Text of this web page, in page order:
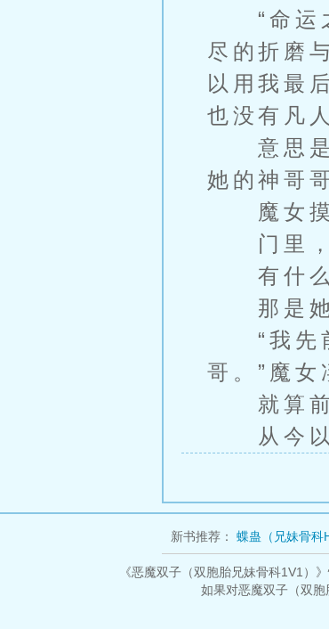
“命运之
尽的折磨
以用我最
也没有凡
意思是
她的神哥
魔女摸
门里，
有什么
那是她
“我先前
哥。”魔女
就算前
从今以
新书推荐： 蝶蛊（兄妹骨科H
末武年
《恶魔双子（双胞胎兄妹骨科1V1）
如果对恶魔双子（双